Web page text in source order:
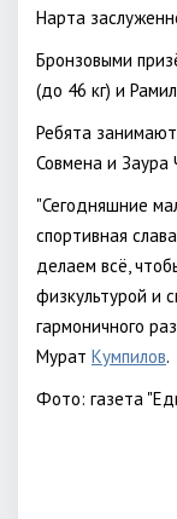
Нарта
Бронзовыми
(до 46 кг) и
Ребята
Совмена и Заура
"Сегодняшние
спортивная
делаем всё,
физкультурой и
гармоничного
Мурат Кумпилов.
Фото: газета